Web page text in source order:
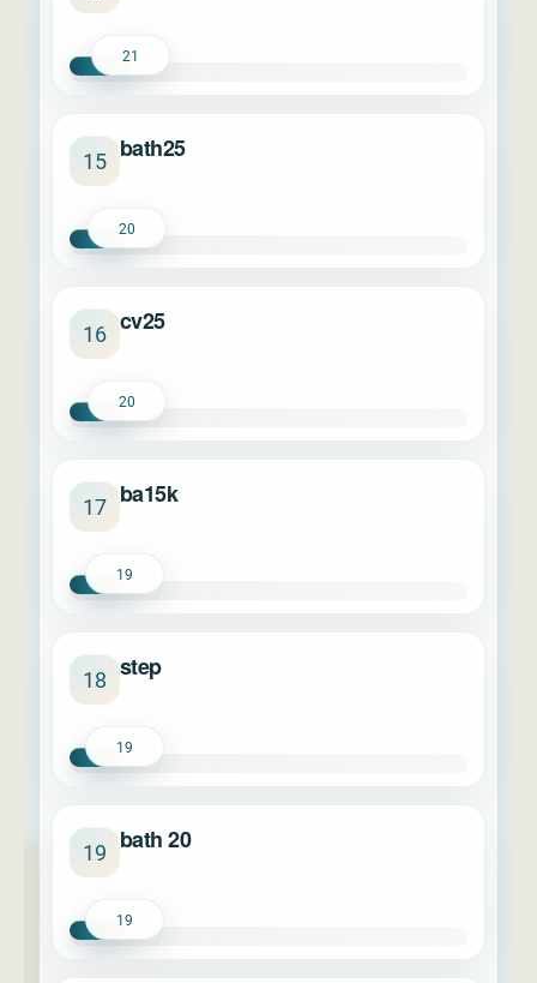
21
15 bath25
20
16 cv25
20
17 ba15k
19
18 step
19
19 bath 20
19